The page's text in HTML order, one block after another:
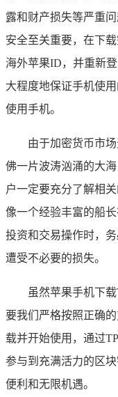
露和财产损失等严重
安全至关重要，在下
海外苹果ID，并重新
大程度地保证手机使
使用手机。
由于加密货币市
佛一片波涛汹涌的大
户一定要充分了解相
像一个经验丰富的船
投资和交易操作时，
遭受不必要的损失。
虽然苹果手机下
要我们严格按照正确
载并开始使用，通过
参与到充满活力的区
便利和无限机遇。